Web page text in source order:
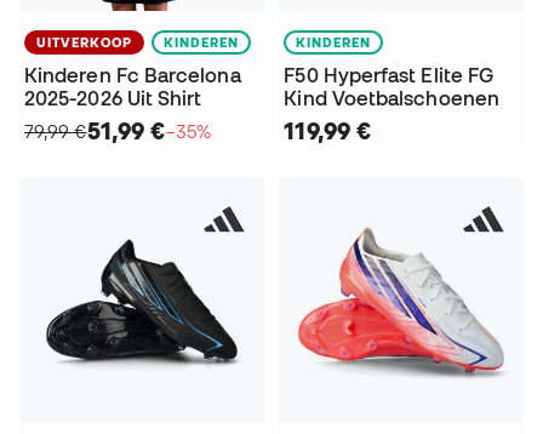
UITVERKOOP KINDEREN
Kinderen Fc Barcelona
2025-2026 Uit Shirt
79,99 €51,99 €−35%
KINDEREN
F50 Hyperfast Elite FG
Kind Voetbalschoenen
119,99 €